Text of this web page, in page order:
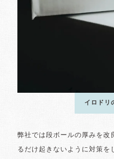
イロドリ
弊社では段ボールの厚みを改
るだけ起きないように対策を